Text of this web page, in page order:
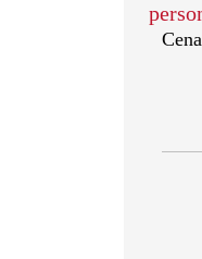
Cena